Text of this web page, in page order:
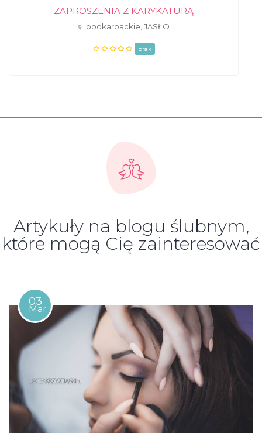
ZAPROSZENIA Z KARYKATURĄ
podkarpackie, JASŁO
brak
Artykuły na blogu ślubnym,
które mogą Cię zainteresować
03
Mar